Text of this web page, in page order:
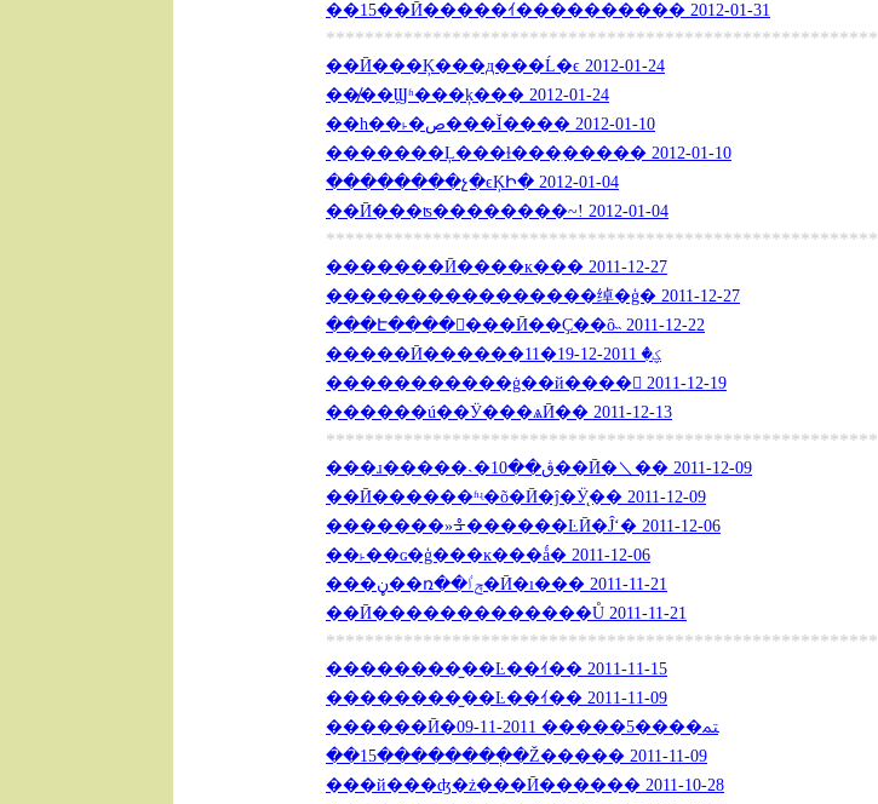
��15��Ӣ�����ｲ���������� 2012-01-31
*********************************************************
��Ӣ���Ķ���д���Ĺ�ϵ 2012-01-24
��̸��Ϣʱ���ķ��� 2012-01-24
��һ��˫�ص���Ĭ���� 2012-01-10
�������Ļ���ɫ���ִ����� 2012-01-10
��������չ�ϵĶԻ� 2012-01-04
��Ӣ���ʦ��������~! 2012-01-04
*********************************************************
�������Ӣ����к��� 2011-12-27
����������������绰�ģ� 2011-12-27
���Է����񵥡���Ӣ��Ҫ��ô˵ 2011-12-22
�����Ӣ������11�ؼ� 2011-12-19
�����������ġ��й���� 2011-12-19
������ú��Ӱ���ѧӢ�� 2011-12-13
*********************************************************
���ɹ�����˴�ڨ��10��Ӣ�＼�� 2011-12-09
��Ӣ������ʱʵ�õ�Ӣ�ĵ�Ӱ̨�� 2011-12-09
�������»ᡱ������ĿӢ�Ĵʻ� 2011-12-06
��˫��ɢ�ģ���ĸ���ǻ� 2011-12-06
���ڼ��ռ��ݼٵ�Ӣ�ı��� 2011-11-21
��Ӣ�������������Ů 2011-11-21
*********************************************************
��������̫��Ŀ��ｲ�� 2011-11-15
��������̫��Ŀ��ｲ�� 2011-11-09
������Ӣ�ﳣ����5����� 2011-11-09
��15��������ְ�Ž����� 2011-11-09
���й���ʤ�ż���Ӣ������ 2011-10-28